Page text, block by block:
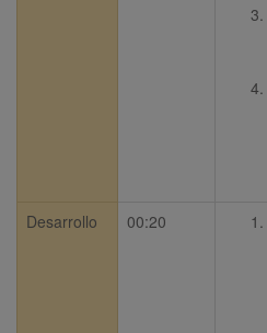
Desarrollo 00:20